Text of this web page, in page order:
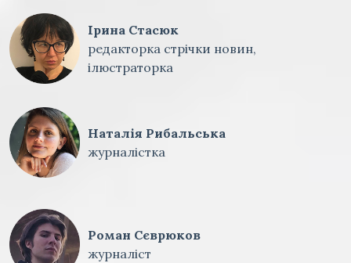
Ірина Стасюк
редакторка стрічки новин,
ілюстраторка
Наталія Рибальська
журналістка
Роман Сєврюков
журналіст